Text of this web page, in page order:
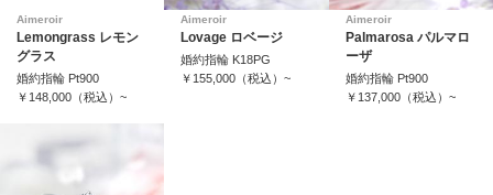
Aimeroir
Lemongrass レモン
グラス
婚約指輪 Pt900
￥148,000（税込）~
Aimeroir
Lovage ロベージ
婚約指輪 K18PG
￥155,000（税込）~
Aimeroir
Palmarosa パルマロ
ーザ
婚約指輪 Pt900
￥137,000（税込）~